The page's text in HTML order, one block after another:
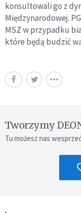
konsultowali go z
Międzynarodowej.
MSZ w przypadku
które będą budzić
Tworzymy
Tu możesz nas